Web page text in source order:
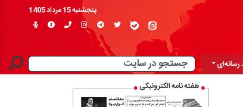
پنجشنبه 15 مرداد 1405
رسانه‌ای
هفته نامه الکترونیکی